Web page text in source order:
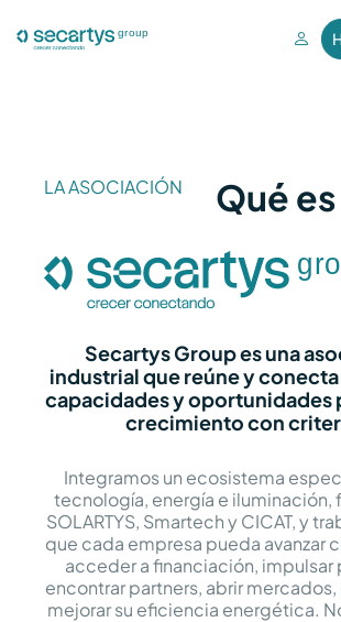
LA ASOCIACIÓN Qué es
Secartys Group es una
industrial que reúne y
capacidades y oportunidades
crecimiento con
Integramos un ecosistema
tecnología, energía e iluminación,
SOLARTYS, Smartech y CICAT, y
que cada empresa pueda avanzar
acceder a financiación, impulsar
encontrar partners, abrir
mejorar su eficiencia energética.